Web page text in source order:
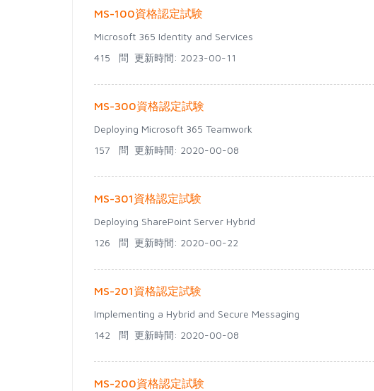
MS-100資格認定試験
Microsoft 365 Identity and Services
415 問 更新時間: 2023-00-11
MS-300資格認定試験
Deploying Microsoft 365 Teamwork
157 問 更新時間: 2020-00-08
MS-301資格認定試験
Deploying SharePoint Server Hybrid
126 問 更新時間: 2020-00-22
MS-201資格認定試験
Implementing a Hybrid and Secure Messaging
142 問 更新時間: 2020-00-08
MS-200資格認定試験